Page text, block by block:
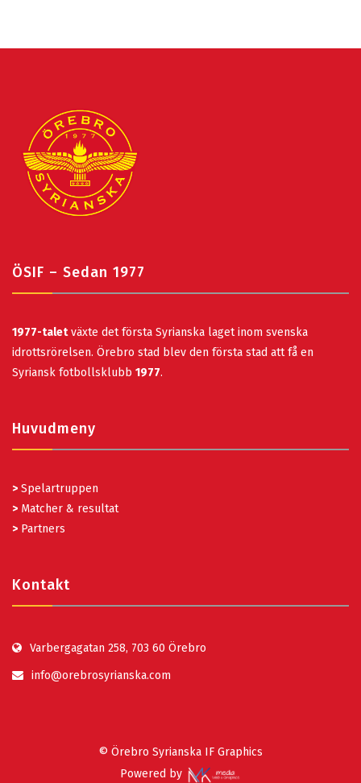
ÖSIF – Sedan 1977
1977-taletväxte det första Syrianska laget inom svenska
idrottsrörelsen. Örebro stad blev den första stad att få en
Syriansk fotbollsklubb 1977.
Huvudmeny
> Spelartruppen
> Matcher & resultat
> Partners
Kontakt
Varbergagatan 258, 703 60 Örebro
info@orebrosyrianska.com
© Örebro Syrianska IF Graphics
Powered by